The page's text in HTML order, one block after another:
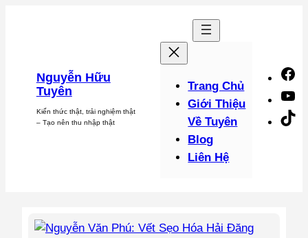
Nguyễn Hữu
Tuyên
Kiến thức thật, trải nghiệm thật
– Tạo nên thu nhập thật
Trang Chủ
Giới Thiệu
Về Tuyên
Blog
Liên Hệ